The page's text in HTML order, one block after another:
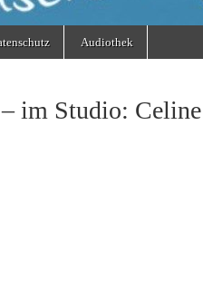
Audiothek
im Studio: